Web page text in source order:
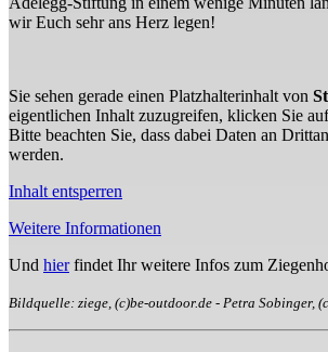
wir Euch sehr ans Herz legen!
Sie sehen gerade einen Platzhalterinhalt von
eigentlichen Inhalt zuzugreifen, klicken Sie
Bitte beachten Sie, dass dabei Daten an
werden.
Inhalt entsperren
Weitere Informationen
Und hierfindet Ihr weitere Infos zum
Bildquelle: ziege, (c)be-outdoor.de - Petra Sobinger,